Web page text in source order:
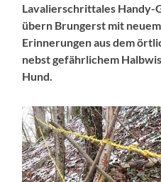
Lavalierschrittales Handy-
übern Brungerst mit
Erinnerungen aus dem
nebst gefährlichem
Hund.